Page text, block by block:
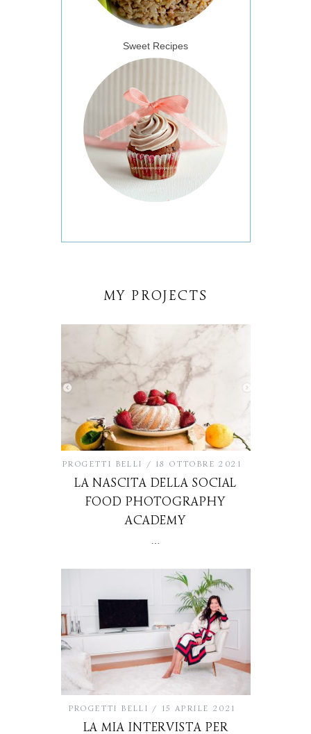
Sweet Recipes
MY PROJECTS
PROGETTI BELLI 18 OTTOBRE 2021
LA NASCITA DELLA SOCIAL
FOOD PHOTOGRAPHY
ACADEMY
PROGETTI BELLI 15 APRILE 2021
LA MIA INTERVISTA PER